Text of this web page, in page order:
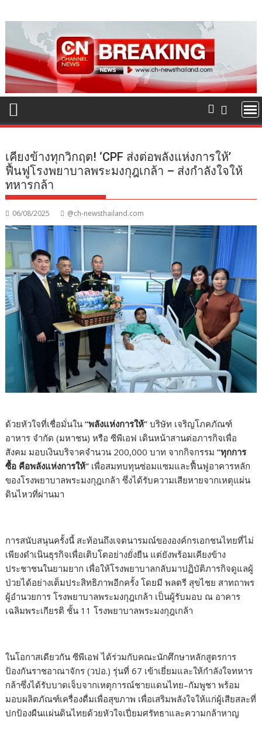
to
content
เคียงข้างทุกวิกฤต! ‘CPF ส่งต่อพลังแห่งการให้’
ฟื้นฟูโรงพยาบาลพระมงกุฎเกล้า – ส่งกำลังใจให้
ทหารกล้า
06/08/2025 @ch-newsthailand.com
ด้วยหัวใจที่เชื่อมั่นใน“พลังแห่งการให้” บริษัท เจริญโภคภัณฑ์
อาหาร จำกัด (มหาชน) หรือ ซีพีเอฟ เดินหน้าสานต่อภารกิจเพื่อ
สังคม มอบเงินบริจาคจำนวน 200,000 บาท จากกิจกรรม“ทุกการ
ซื้อ คือพลังแห่งการให้” เพื่อสมทบทุนซ่อมแซมและฟื้นฟูอาคารหลัก
ของโรงพยาบาลพระมงกุฎเกล้า ซึ่งได้รับความเสียหายจากเหตุแผ่น
ดินไหวที่ผ่านมา
การสนับสนุนครั้งนี้ สะท้อนถึงเจตนารมณ์ขององค์กรเอกชนไทยที่ไม่
เพียงดำเนินธุรกิจเพื่อเติบโตอย่างยั่งยืน แต่ยังพร้อมเคียงข้าง
ประชาชนในยามยาก เพื่อให้โรงพยาบาลกลับมาปฏิบัติภารกิจดูแลผู้
ป่วยได้อย่างเต็มประสิทธิภาพอีกครั้ง โดยมี พลตรี สุขไชย สาทถาพร
ผู้อำนวยการ โรงพยาบาลพระมงกุฎเกล้า เป็นผู้รับมอบ ณ อาคาร
เฉลิมพระเกียรติ ชั้น 11 โรงพยาบาลพระมงกุฎเกล้า
ในโอกาสเดียวกัน ซีพีเอฟ ได้ร่วมกับคณะนักศึกษาหลักสูตรการ
ป้องกันราชอาณาจักร (วปอ.) รุ่นที่ 67 เข้าเยี่ยมและให้กำลังใจทหาร
กล้าซึ่งได้รับบาดเจ็บจากเหตุการณ์ชายแดนไทย–กัมพูชา พร้อม
มอบผลิตภัณฑ์เครื่องดื่มเพื่อสุขภาพ เพื่อเสริมพลังใจให้แก่ผู้เสียสละที่
ปกป้องผืนแผ่นดินไทยด้วยหัวใจเปี่ยมศรัทธาและความกล้าหาญ